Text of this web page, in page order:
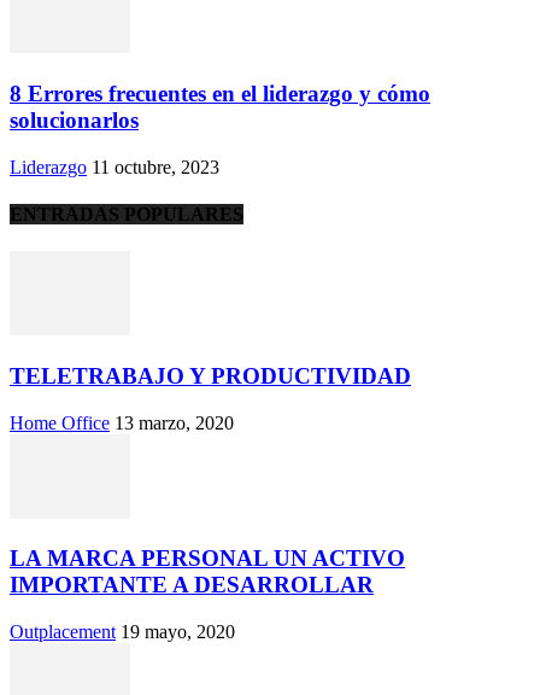
8 Errores frecuentes en el liderazgo y cómo
solucionarlos
Liderazgo 11 octubre, 2023
ENTRADAS POPULARES
TELETRABAJO Y PRODUCTIVIDAD
Home Office 13 marzo, 2020
LA MARCA PERSONAL UN ACTIVO
IMPORTANTE A DESARROLLAR
Outplacement 19 mayo, 2020